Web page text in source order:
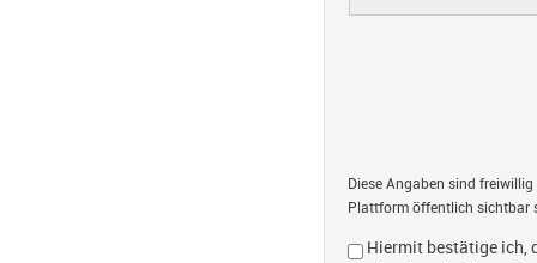
Diese Angaben sind
Plattform öffentlich sichtbar
Hiermit bestätige ich,